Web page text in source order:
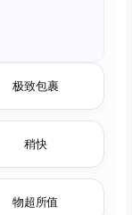
极致包裹
稍快
物超所值